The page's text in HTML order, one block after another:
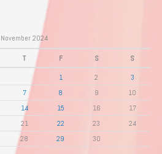
November 2024
T F S S
1 2
3
7 8 9
10
14 15 16
17
21 22 23
24
28 29 30